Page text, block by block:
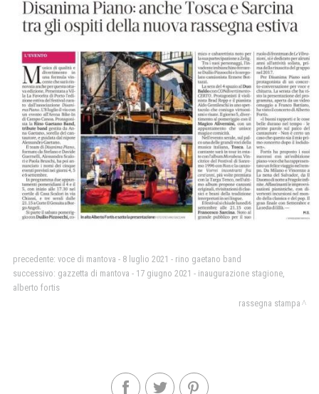
precedente: voce di mantova - 8 luglio 2021 - rino gaetano band
successivo: gazzetta di mantova - 17 giugno 2021 - inaugurazione stagione,
alberto fortis
rassegna stampa